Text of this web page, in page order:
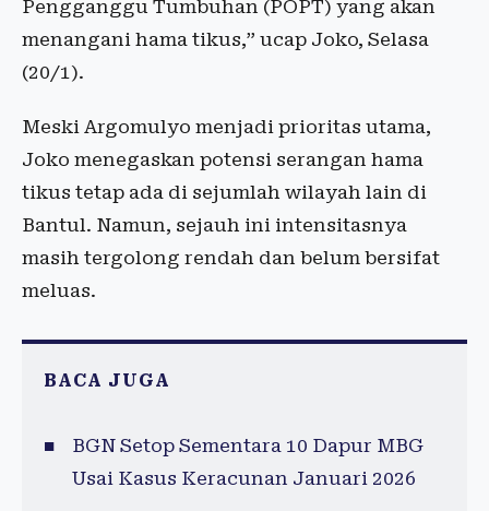
Pengganggu Tumbuhan (POPT) yang akan
menangani hama tikus,” ucap Joko, Selasa
(20/1).
Meski Argomulyo menjadi prioritas utama,
Joko menegaskan potensi serangan hama
tikus tetap ada di sejumlah wilayah lain di
Bantul. Namun, sejauh ini intensitasnya
masih tergolong rendah dan belum bersifat
meluas.
BACA JUGA
BGN Setop Sementara 10 Dapur MBG
Usai Kasus Keracunan Januari 2026